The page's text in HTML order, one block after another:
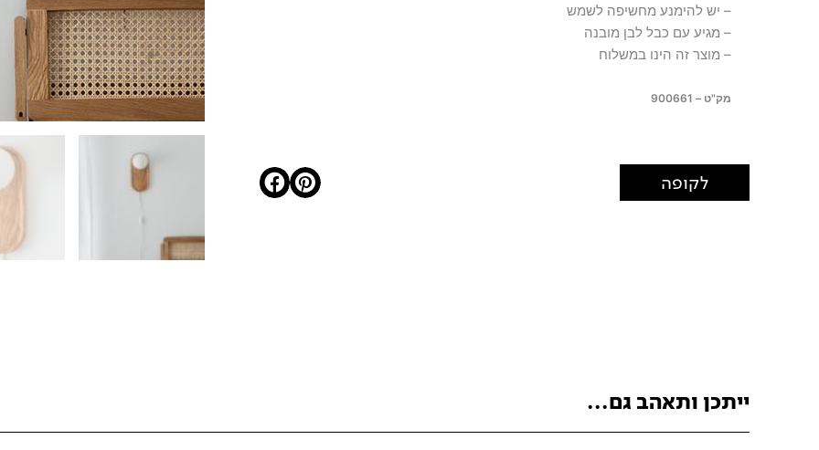
– יש להימנע מחשיפה לשמש
– מגיע עם כבל לבן מובנה
– מוצר זה הינו במשלוח
מק"ט – 900661
לקופה
ייתכן ותאהב גם...